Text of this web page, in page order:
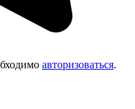
авторизоваться.